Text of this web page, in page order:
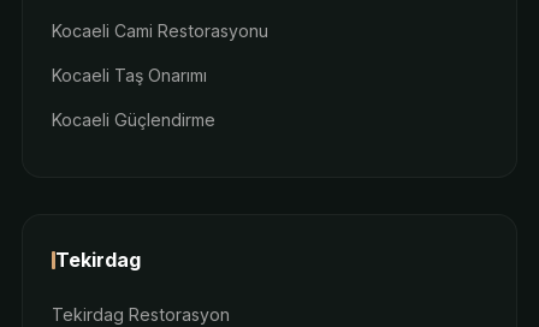
Kocaeli Cami Restorasyonu
Kocaeli Taş Onarımı
Kocaeli Güçlendirme
Tekirdag
Tekirdag Restorasyon